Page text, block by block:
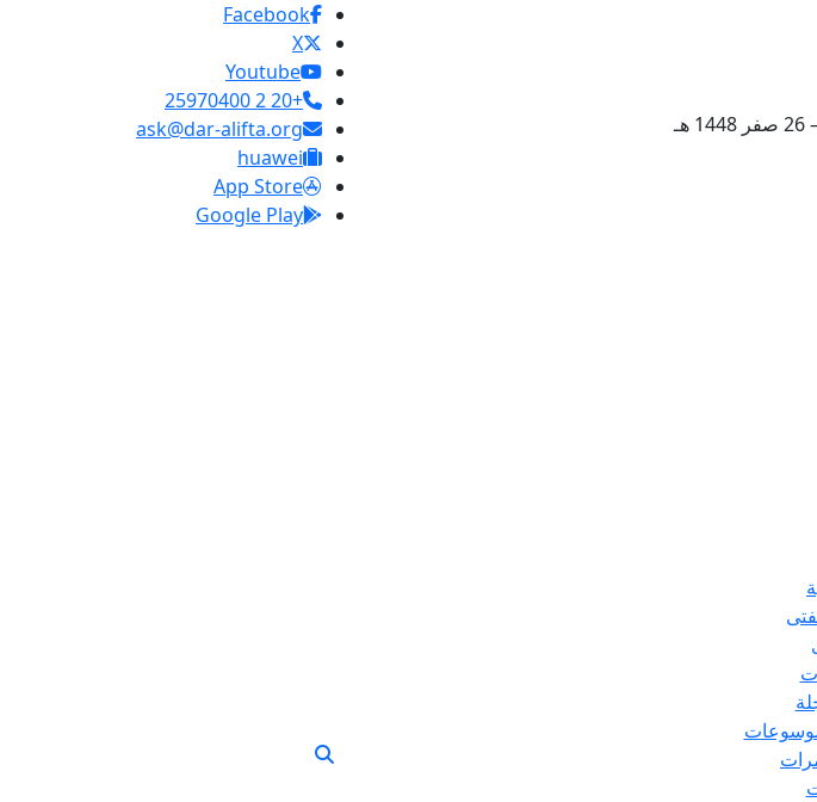
Facebook
X
Youtube
+20 2 25970400
ask@dar-alifta.org
huawei
App Store
Google Play